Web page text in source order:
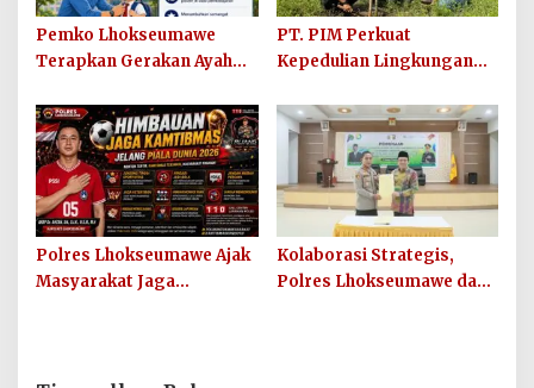
Pemko Lhokseumawe
Terapkan Gerakan Ayah
Sekolah
PT. PIM Perkuat
Kepedulian Lingkungan
Penguatan Ekosistem
Polres Lhokseumawe Ajak
Masyarakat Jaga
Kolaborasi Strategis,
Polres Lhokseumawe dan